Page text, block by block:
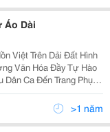
Áo Dài
Đất Hình
Văn Hóa Đầy Tự Hào
Ca Đến Trang Phục
Dài Và Vải Áo Dài Không
Phục Hay...
>1 năm